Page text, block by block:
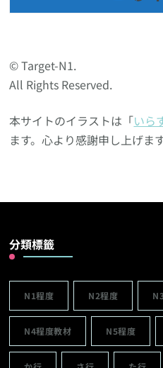
© Target-N1.
All Rights Reserved.
本サイトのイラストは「いら
ます。心より感謝申し上げます
分類標籤
N1程度 N2程度
N4程度教材 N5程度